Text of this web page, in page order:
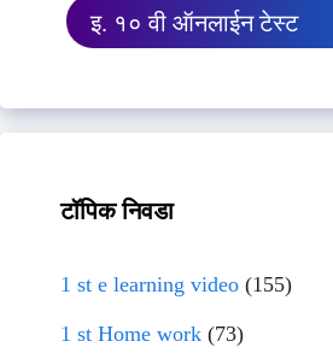
इ. १० वी ऑनलाईन टेस्ट
टॉपिक निवडा
1 st e learning video (155)
1 st Home work (73)